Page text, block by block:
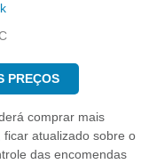
PREÇOS
comprar mais
atualizado sobre o
das encomendas